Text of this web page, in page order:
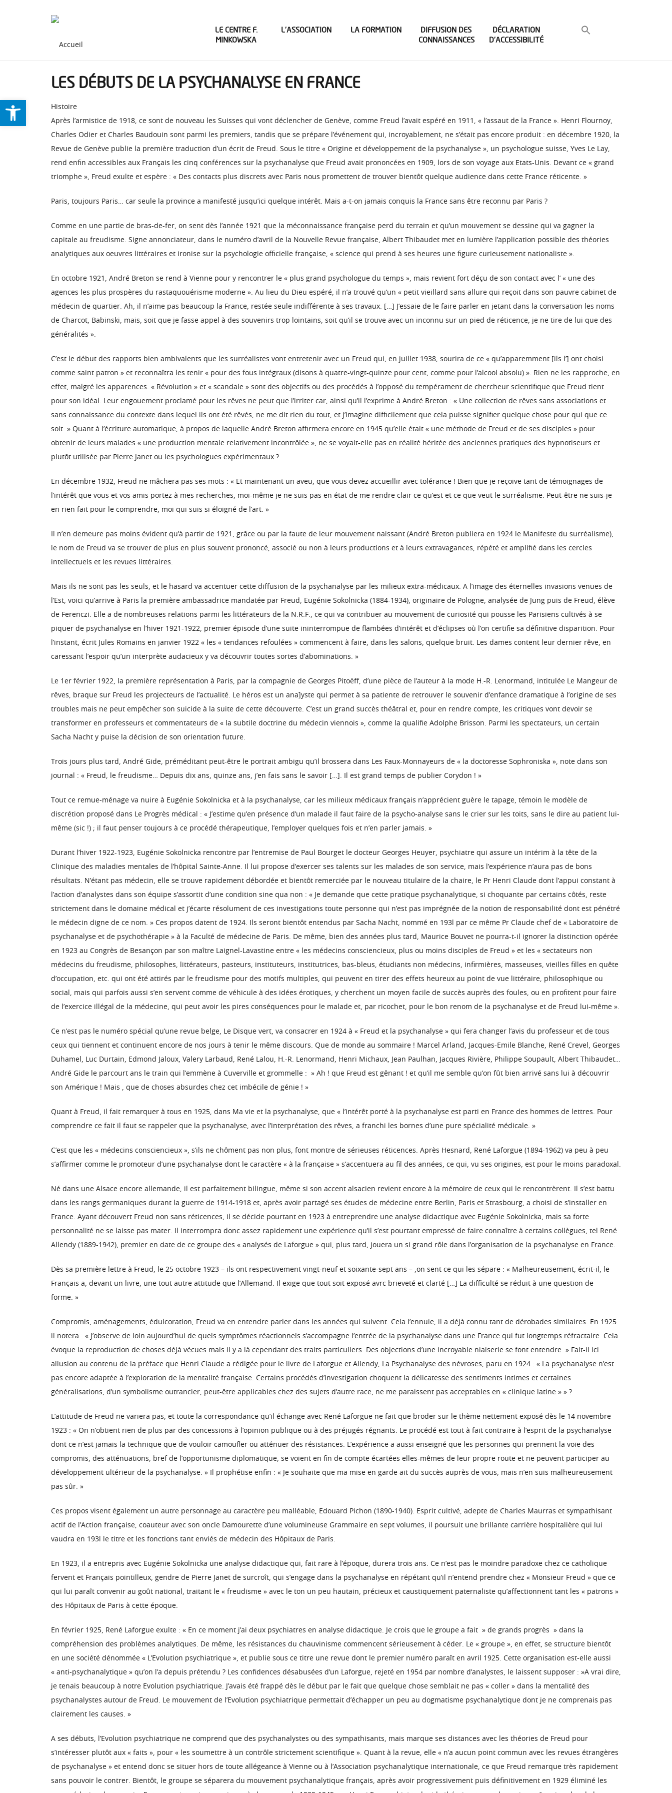
LE CENTRE F.
MINKOWSKA
L’ASSOCIATION LA FORMATION
DIFFUSION DES
CONNAISSANCES
DÉCLARATION
D’ACCESSIBILITÉ
LES DÉBUTS DE LA PSYCHANALYSE EN FRANCE
Histoire
Après l’armistice de 1918, ce sont de nouveau les Suisses qui vont déclencher de Genève, comme Freud l’avait espéré en 1911, « l’assaut de la France ». Henri Flournoy,
Charles Odier et Charles Baudouin sont parmi les premiers, tandis que se prépare l’événement qui, incroyablement, ne s’était pas encore produit : en décembre 1920, la
Revue de Genève publie la première traduction d’un écrit de Freud. Sous le titre « Origine et développement de la psychanalyse », un psychologue suisse, Yves Le Lay,
rend enfin accessibles aux Français les cinq conférences sur la psychanalyse que Freud avait prononcées en 1909, lors de son voyage aux Etats-Unis. Devant ce « grand
triomphe », Freud exulte et espère : « Des contacts plus discrets avec Paris nous promettent de trouver bientôt quelque audience dans cette France réticente. »
Paris, toujours Paris… car seule la province a manifesté jusqu’ici quelque intérêt. Mais a-t-on jamais conquis la France sans être reconnu par Paris ?
Comme en une partie de bras-de-fer, on sent dès l’année 1921 que la méconnaissance française perd du terrain et qu’un mouvement se dessine qui va gagner la
capitale au freudisme. Signe annonciateur, dans le numéro d’avril de la Nouvelle Revue française, Albert Thibaudet met en lumière l’application possible des théories
analytiques aux oeuvres littéraires et ironise sur la psychologie officielle française, « science qui prend à ses heures une figure curieusement nationaliste ».
En octobre 1921, André Breton se rend à Vienne pour y rencontrer le « plus grand psychologue du temps », mais revient fort déçu de son contact avec l’ « une des
agences les plus prospères du rastaquouérisme moderne ». Au lieu du Dieu espéré, il n’a trouvé qu’un « petit vieillard sans allure qui reçoit dans son pauvre cabinet de
médecin de quartier. Ah, il n’aime pas beaucoup la France, restée seule indifférente à ses travaux. […] J’essaie de le faire parler en jetant dans la conversation les noms
de Charcot, Babinski, mais, soit que je fasse appel à des souvenirs trop lointains, soit qu’il se trouve avec un inconnu sur un pied de réticence, je ne tire de lui que des
généralités ».
C’est le début des rapports bien ambivalents que les surréalistes vont entretenir avec un Freud qui, en juillet 1938, sourira de ce « qu’apparemment [ils l’] ont choisi
comme saint patron » et reconnaîtra les tenir « pour des fous intégraux (disons à quatre-vingt-quinze pour cent, comme pour l’alcool absolu) ». Rien ne les rapproche, en
effet, malgré les apparences. « Révolution » et « scandale » sont des objectifs ou des procédés à l’opposé du tempérament de chercheur scientifique que Freud tient
pour son idéal. Leur engouement proclamé pour les rêves ne peut que l’irriter car, ainsi qu’il l’exprime à André Breton : « Une collection de rêves sans associations et
sans connaissance du contexte dans lequel ils ont été rêvés, ne me dit rien du tout, et j’imagine difficilement que cela puisse signifier quelque chose pour qui que ce
soit. » Quant à l’écriture automatique, à propos de laquelle André Breton affirmera encore en 1945 qu’elle était « une méthode de Freud et de ses disciples » pour
obtenir de leurs malades « une production mentale relativement incontrôlée », ne se voyait-elle pas en réalité héritée des anciennes pratiques des hypnotiseurs et
plutôt utilisée par Pierre Janet ou les psychologues expérimentaux ?
En décembre 1932, Freud ne mâchera pas ses mots : « Et maintenant un aveu, que vous devez accueillir avec tolérance ! Bien que je reçoive tant de témoignages de
l’intérêt que vous et vos amis portez à mes recherches, moi-même je ne suis pas en état de me rendre clair ce qu’est et ce que veut le surréalisme. Peut-être ne suis-je
en rien fait pour le comprendre, moi qui suis si éloigné de l’art. »
Il n’en demeure pas moins évident qu’à partir de 1921, grâce ou par la faute de leur mouvement naissant (André Breton publiera en 1924 le Manifeste du surréalisme),
le nom de Freud va se trouver de plus en plus souvent prononcé, associé ou non à leurs productions et à leurs extravagances, répété et amplifié dans les cercles
intellectuels et les revues littéraires.
Mais ils ne sont pas les seuls, et le hasard va accentuer cette diffusion de la psychanalyse par les milieux extra-médicaux. A l’image des éternelles invasions venues de
l’Est, voici qu’arrive à Paris la première ambassadrice mandatée par Freud, Eugénie Sokolnicka (1884-1934), originaire de Pologne, analysée de Jung puis de Freud, élève
de Ferenczi. Elle a de nombreuses relations parmi les littérateurs de la N.R.F., ce qui va contribuer au mouvement de curiosité qui pousse les Parisiens cultivés à se
piquer de psychanalyse en l’hiver 1921-1922, premier épisode d’une suite ininterrompue de flambées d’intérêt et d’éclipses où l’on certifie sa définitive disparition. Pour
l’instant, écrit Jules Romains en janvier 1922 « les « tendances refoulées » commencent à faire, dans les salons, quelque bruit. Les dames content leur dernier rêve, en
caressant l’espoir qu’un interprète audacieux y va découvrir toutes sortes d’abominations. »
Le 1er février 1922, la première représentation à Paris, par la compagnie de Georges Pitoëff, d’une pièce de l’auteur à la mode H.-R. Lenormand, intitulée Le Mangeur de
rêves, braque sur Freud les projecteurs de l’actualité. Le héros est un ana]yste qui permet à sa patiente de retrouver le souvenir d’enfance dramatique à l’origine de ses
troubles mais ne peut empêcher son suicide à la suite de cette découverte. C’est un grand succès théâtral et, pour en rendre compte, les critiques vont devoir se
transformer en professeurs et commentateurs de « la subtile doctrine du médecin viennois », comme la qualifie Adolphe Brisson. Parmi les spectateurs, un certain
Sacha Nacht y puise la décision de son orientation future.
Trois jours plus tard, André Gide, préméditant peut-être le portrait ambigu qu’il brossera dans Les Faux-Monnayeurs de « la doctoresse Sophroniska », note dans son
journal : « Freud, le freudisme… Depuis dix ans, quinze ans, j’en fais sans le savoir […]. Il est grand temps de publier Corydon ! »
Tout ce remue-ménage va nuire à Eugénie Sokolnicka et à la psychanalyse, car les milieux médicaux français n’apprécient guère le tapage, témoin le modèle de
discrétion proposé dans Le Progrès médical : « J’estime qu’en présence d’un malade il faut faire de la psycho-analyse sans le crier sur les toits, sans le dire au patient lui-
même (sic !) ; il faut penser toujours à ce procédé thérapeutique, l’employer quelques fois et n’en parler jamais. »
Durant l’hiver 1922-1923, Eugénie Sokolnicka rencontre par l’entremise de Paul Bourget le docteur Georges Heuyer, psychiatre qui assure un intérim à la tête de la
Clinique des maladies mentales de l’hôpital Sainte-Anne. Il lui propose d’exercer ses talents sur les malades de son service, mais l’expérience n’aura pas de bons
résultats. N’étant pas médecin, elle se trouve rapidement débordée et bientôt remerciée par le nouveau titulaire de la chaire, le Pr Henri Claude dont l’appui constant à
l’action d’analystes dans son équipe s’assortit d’une condition sine qua non : « Je demande que cette pratique psychanalytique, si choquante par certains côtés, reste
strictement dans le domaine médical et j’écarte résolument de ces investigations toute personne qui n’est pas imprégnée de la notion de responsabilité dont est pénétré
le médecin digne de ce nom. » Ces propos datent de 1924. Ils seront bientôt entendus par Sacha Nacht, nommé en 193l par ce même Pr Claude chef de « Laboratoire de
psychanalyse et de psychothérapie » à la Faculté de médecine de Paris. De même, bien des années plus tard, Maurice Bouvet ne pourra-t-il ignorer la distinction opérée
en 1923 au Congrès de Besançon par son maître Laignel-Lavastine entre « les médecins consciencieux, plus ou moins disciples de Freud » et les « sectateurs non
médecins du freudisme, philosophes, littérateurs, pasteurs, instituteurs, institutrices, bas-bleus, étudiants non médecins, infirmières, masseuses, vieilles filles en quête
d’occupation, etc. qui ont été attirés par le freudisme pour des motifs multiples, qui peuvent en tirer des effets heureux au point de vue littéraire, philosophique ou
social, mais qui parfois aussi s’en servent comme de véhicule à des idées érotiques, y cherchent un moyen facile de succès auprès des foules, ou en profitent pour faire
de l’exercice illégal de la médecine, qui peut avoir les pires conséquences pour le malade et, par ricochet, pour le bon renom de la psychanalyse et de Freud lui-même ».
Ce n’est pas le numéro spécial qu’une revue belge, Le Disque vert, va consacrer en 1924 à « Freud et la psychanalyse » qui fera changer l’avis du professeur et de tous
ceux qui tiennent et continuent encore de nos jours à tenir le même discours. Que de monde au sommaire ! Marcel Arland, Jacques-Emile Blanche, René Crevel, Georges
Duhamel, Luc Durtain, Edmond Jaloux, Valery Larbaud, René Lalou, H.-R. Lenormand, Henri Michaux, Jean Paulhan, Jacques Rivière, Philippe Soupault, Albert Thibaudet…
André Gide le parcourt ans le train qui l’emmène à Cuverville et grommelle : » Ah ! que Freud est gênant ! et qu’il me semble qu’on fût bien arrivé sans lui à découvrir
son Amérique ! Mais , que de choses absurdes chez cet imbécile de génie ! »
Quant à Freud, il fait remarquer à tous en 1925, dans Ma vie et la psychanalyse, que « l’intérêt porté à la psychanalyse est parti en France des hommes de lettres. Pour
comprendre ce fait il faut se rappeler que la psychanalyse, avec l’interprétation des rêves, a franchi les bornes d’une pure spécialité médicale. »
C’est que les « médecins consciencieux », s’ils ne chôment pas non plus, font montre de sérieuses réticences. Après Hesnard, René Laforgue (1894-1962) va peu à peu
s’affirmer comme le promoteur d’une psychanalyse dont le caractère « à la française » s’accentuera au fil des années, ce qui, vu ses origines, est pour le moins paradoxal.
Né dans une Alsace encore allemande, il est parfaitement bilingue, même si son accent alsacien revient encore à la mémoire de ceux qui le rencontrèrent. Il s’est battu
dans les rangs germaniques durant la guerre de 1914-1918 et, après avoir partagé ses études de médecine entre Berlin, Paris et Strasbourg, a choisi de s’installer en
France. Ayant découvert Freud non sans réticences, il se décide pourtant en 1923 à entreprendre une analyse didactique avec Eugénie Sokolnicka, mais sa forte
personnalité ne se laisse pas mater. Il interrompra donc assez rapidement une expérience qu’il s’est pourtant empressé de faire connaître à certains collègues, tel René
Allendy (1889-1942), premier en date de ce groupe des « analysés de Laforgue » qui, plus tard, jouera un si grand rôle dans l’organisation de la psychanalyse en France.
Dès sa première lettre à Freud, le 25 octobre 1923 – ils ont respectivement vingt-neuf et soixante-sept ans – ,on sent ce qui les sépare : « Malheureusement, écrit-il, le
Français a, devant un livre, une tout autre attitude que l’Allemand. Il exige que tout soit exposé avrc brieveté et clarté […] La difficulté se réduit à une question de
forme. »
Compromis, aménagements, édulcoration, Freud va en entendre parler dans les années qui suivent. Cela l’ennuie, il a déjà connu tant de dérobades similaires. En 1925
il notera : « J’observe de loin aujourd’hui de quels symptômes réactionnels s’accompagne l’entrée de la psychanalyse dans une France qui fut longtemps réfractaire. Cela
évoque la reproduction de choses déjà vécues mais il y a là cependant des traits particuliers. Des objections d’une incroyable niaiserie se font entendre. » Fait-il ici
allusion au contenu de la préface que Henri Claude a rédigée pour le livre de Laforgue et Allendy, La Psychanalyse des névroses, paru en 1924 : « La psychanalyse n’est
pas encore adaptée à l’exploration de la mentalité française. Certains procédés d’investigation choquent la délicatesse des sentiments intimes et certaines
généralisations, d’un symbolisme outrancier, peut-être applicables chez des sujets d’autre race, ne me paraissent pas acceptables en « clinique latine » » ?
L’attitude de Freud ne variera pas, et toute la correspondance qu’il échange avec René Laforgue ne fait que broder sur le thème nettement exposé dès le 14 novembre
1923 : « On n’obtient rien de plus par des concessions à l’opinion publique ou à des préjugés régnants. Le procédé est tout à fait contraire à l’esprit de la psychanalyse
dont ce n’est jamais la technique que de vouloir camoufler ou atténuer des résistances. L’expérience a aussi enseigné que les personnes qui prennent la voie des
compromis, des atténuations, bref de l’opportunisme diplomatique, se voient en fin de compte écartées elles-mêmes de leur propre route et ne peuvent participer au
développement ultérieur de la psychanalyse. » Il prophétise enfin : « Je souhaite que ma mise en garde ait du succès auprès de vous, mais n’en suis malheureusement
pas sûr. »
Ces propos visent également un autre personnage au caractère peu malléable, Edouard Pichon (1890-1940). Esprit cultivé, adepte de Charles Maurras et sympathisant
actif de l’Action française, coauteur avec son oncle Damourette d’une volumineuse Grammaire en sept volumes, il poursuit une brillante carrière hospitalière qui lui
vaudra en 193l le titre et les fonctions tant enviés de médecin des Hôpitaux de Paris.
En 1923, il a entrepris avec Eugénie Sokolnicka une analyse didactique qui, fait rare à l’époque, durera trois ans. Ce n’est pas le moindre paradoxe chez ce catholique
fervent et Français pointilleux, gendre de Pierre Janet de surcroît, qui s’engage dans la psychanalyse en répétant qu’il n’entend prendre chez « Monsieur Freud » que ce
qui lui paraît convenir au goût national, traitant le « freudisme » avec le ton un peu hautain, précieux et caustiquement paternaliste qu’affectionnent tant les « patrons »
des Hôpitaux de Paris à cette époque.
En février 1925, René Laforgue exulte : « En ce moment j’ai deux psychiatres en analyse didactique. Je crois que le groupe a fait » de grands progrès » dans la
compréhension des problèmes analytiques. De même, les résistances du chauvinisme commencent sérieusement à céder. Le « groupe », en effet, se structure bientôt
en une société dénommée « L’Evolution psychiatrique », et publie sous ce titre une revue dont le premier numéro paraît en avril 1925. Cette organisation est-elle aussi
« anti-psychanalytique » qu’on l’a depuis prétendu ? Les confidences désabusées d’un Laforgue, rejeté en 1954 par nombre d’analystes, le laissent supposer : »A vrai dire,
je tenais beaucoup à notre Evolution psychiatrique. J’avais été frappé dès le début par le fait que quelque chose semblait ne pas « coller » dans la mentalité des
psychanalystes autour de Freud. Le mouvement de l’Evolution psychiatrique permettait d’échapper un peu au dogmatisme psychanalytique dont je ne comprenais pas
clairement les causes. »
A ses débuts, l’Evolution psychiatrique ne comprend que des psychanalystes ou des sympathisants, mais marque ses distances avec les théories de Freud pour
s’intéresser plutôt aux « faits », pour « les soumettre à un contrôle strictement scientifique ». Quant à la revue, elle « n’a aucun point commun avec les revues étrangères
de psychanalyse » et entend donc se situer hors de toute allégeance à Vienne ou à l’Association psychanalytique internationale, ce que Freud remarque très rapidement
sans pouvoir le contrer. Bientôt, le groupe se séparera du mouvement psychanalytique français, après avoir progressivement puis définitivement en 1929 éliminé les
Ouvrir la barre d’outils